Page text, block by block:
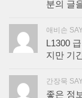
분의 글
애비손
L1300
지만 기
간장묵
좋은 정